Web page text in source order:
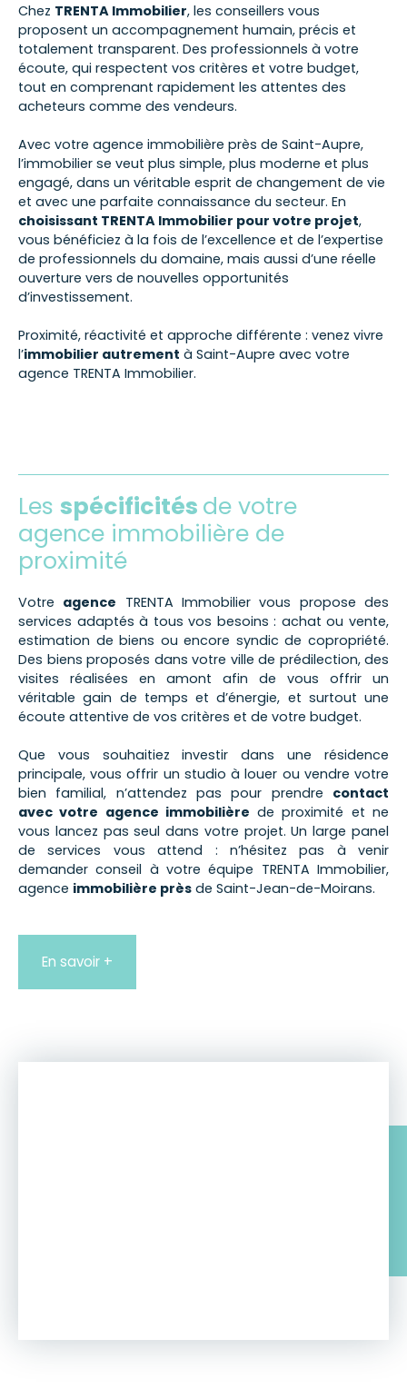
Chez TRENTA Immobilier, les conseillers vous
proposent un accompagnement humain, précis et
totalement transparent. Des professionnels à votre
écoute, qui respectent vos critères et votre budget,
tout en comprenant rapidement les attentes des
acheteurs comme des vendeurs.
Avec votre agence immobilière près de Saint-Aupre,
l’immobilier se veut plus simple, plus moderne et plus
engagé, dans un véritable esprit de changement de vie
et avec une parfaite connaissance du secteur. En
choisissant TRENTA Immobilier pour votre projet,
vous bénéficiez à la fois de l’excellence et de l’expertise
de professionnels du domaine, mais aussi d’une réelle
ouverture vers de nouvelles opportunités
d’investissement.
Proximité, réactivité et approche différente : venez vivre
l’immobilier autrement à Saint-Aupre avec votre
agence TRENTA Immobilier.
Les spécificités de votre
agence immobilière de
proximité
Votre agence TRENTA Immobilier vous propose des
services adaptés à tous vos besoins : achat ou vente,
estimation de biens ou encore syndic de copropriété.
Des biens proposés dans votre ville de prédilection, des
visites réalisées en amont afin de vous offrir un
véritable gain de temps et d’énergie, et surtout une
écoute attentive de vos critères et de votre budget.
Que vous souhaitiez investir dans une résidence
principale, vous offrir un studio à louer ou vendre votre
bien familial, n’attendez pas pour prendre contact
avec votre agence immobilière de proximité et ne
vous lancez pas seul dans votre projet. Un large panel
de services vous attend : n’hésitez pas à venir
demander conseil à votre équipe TRENTA Immobilier,
agence immobilière près de Saint-Jean-de-Moirans.
En savoir +